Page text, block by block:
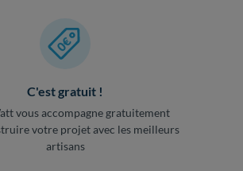
C'est gratuit !
vous accompagne gratuitement
votre projet avec les meilleurs
artisans